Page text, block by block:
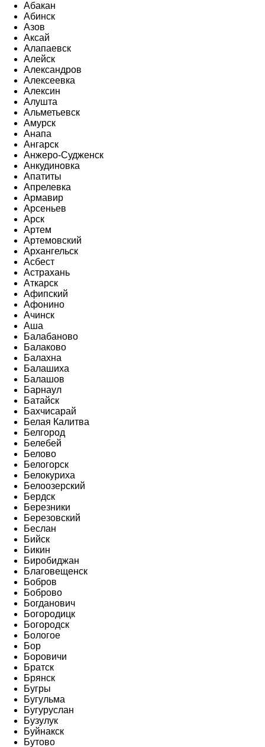
Абакан
Абинск
Азов
Аксай
Алапаевск
Алейск
Александров
Алексеевка
Алексин
Алушта
Альметьевск
Амурск
Анапа
Ангарск
Анжеро-Судженск
Анкудиновка
Апатиты
Апрелевка
Армавир
Арсеньев
Арск
Артем
Артемовский
Архангельск
Асбест
Астрахань
Аткарск
Афипский
Афонино
Ачинск
Аша
Балабаново
Балаково
Балахна
Балашиха
Балашов
Барнаул
Батайск
Бахчисарай
Белая Калитва
Белгород
Белебей
Белово
Белогорск
Белокуриха
Белоозерский
Бердск
Березники
Березовский
Беслан
Бийск
Бикин
Биробиджан
Благовещенск
Бобров
Боброво
Богданович
Богородицк
Богородск
Бологое
Бор
Боровичи
Братск
Брянск
Бугры
Бугульма
Бугуруслан
Бузулук
Буйнакск
Бутово